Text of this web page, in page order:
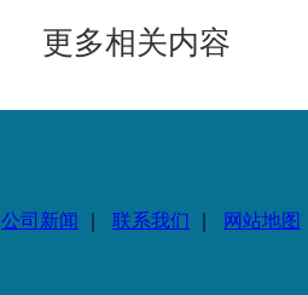
更多相关内容
公司新闻 联系我们 网站地图